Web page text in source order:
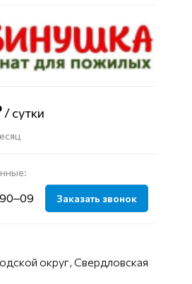
/ сутки
Заказать звонок
округ, Свердловская